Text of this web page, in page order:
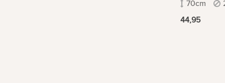
70cm
44,95